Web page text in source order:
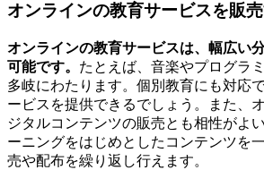
オンラインの教育サービスを販
オンラインの教育サービスは、幅広い
可能です。 たとえば、音楽やプログラ
多岐にわたります。個別教育にも対応
ービスを提供できるでしょう。また、
ジタルコンテンツの販売とも相性がよ
ーニングをはじめとしたコンテンツを
売や配布を繰り返し行えます。